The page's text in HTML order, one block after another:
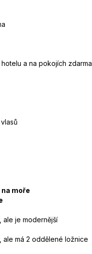
a na pokojích zdarma
moře
ale je modernější
má 2 oddělené ložnice